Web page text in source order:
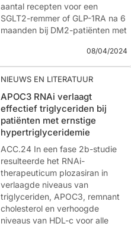
Scientific Session door:Steven
Nissen- Cleveland, OH,...
aantal recepten voor een
SGLT2-remmer of GLP-1RA na 6
maanden bij DM2-patiënten met
vergeleken met een aanpak
waarbij eerst voorlichting werd
gegeven, gevolgd door medi...
The Diabetes Remote
Intervention To Improve Use Of
Evidence-based Medications
(drive) Study: A Randomized
Evaluation Of A Team-based
Remote Education And
Medication Management
Program To Reduce Cv And...
08/04/2024
NIEUWS EN LITERATUUR
APOC3 RNAi verlaagt
effectief triglyceriden bij
patiënten met ernstige
hypertriglyceridemie
ACC.24 In een fase 2b-studie
resulteerde het RNAi-
therapeuticum plozasiran in
verlaagde niveaus van
triglyceriden, APOC3, remnant
cholesterol en verhoogde
niveaus van HDL-c voor alle